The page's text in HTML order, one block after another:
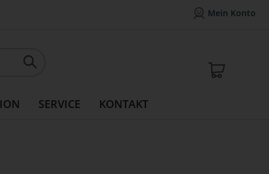
Mein Konto
Mein Konto
SERVICE KONTAKT